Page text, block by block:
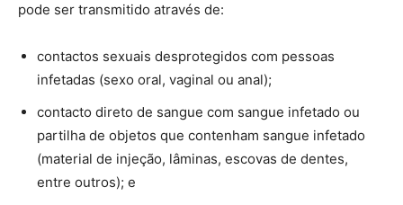
pode ser transmitido através de:
contactos sexuais desprotegidos com pessoas
infetadas (sexo oral, vaginal ou anal);
contacto direto de sangue com sangue infetado ou
partilha de objetos que contenham sangue infetado
(material de injeção, lâminas, escovas de dentes,
entre outros); e